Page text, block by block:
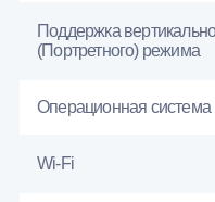
Поддержка
(Портретного) режима
Операционная система
Wi-Fi